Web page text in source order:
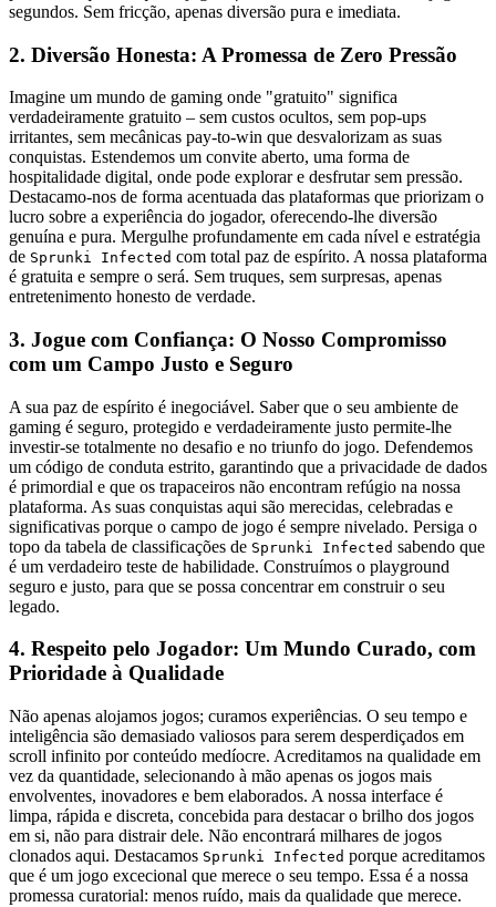
segundos. Sem fricção, apenas diversão pura e imediata.
2. Diversão Honesta: A Promessa de Zero Pressão
Imagine um mundo de gaming onde "gratuito" significa
verdadeiramente gratuito – sem custos ocultos, sem pop-ups
irritantes, sem mecânicas pay-to-win que desvalorizam as suas
conquistas. Estendemos um convite aberto, uma forma de
hospitalidade digital, onde pode explorar e desfrutar sem pressão.
Destacamo-nos de forma acentuada das plataformas que priorizam o
lucro sobre a experiência do jogador, oferecendo-lhe diversão
genuína e pura. Mergulhe profundamente em cada nível e estratégia
de Sprunki Infected com total paz de espírito. A nossa plataforma
é gratuita e sempre o será. Sem truques, sem surpresas, apenas
entretenimento honesto de verdade.
3. Jogue com Confiança: O Nosso Compromisso
com um Campo Justo e Seguro
A sua paz de espírito é inegociável. Saber que o seu ambiente de
gaming é seguro, protegido e verdadeiramente justo permite-lhe
investir-se totalmente no desafio e no triunfo do jogo. Defendemos
um código de conduta estrito, garantindo que a privacidade de dados
é primordial e que os trapaceiros não encontram refúgio na nossa
plataforma. As suas conquistas aqui são merecidas, celebradas e
significativas porque o campo de jogo é sempre nivelado. Persiga o
topo da tabela de classificações de Sprunki Infected sabendo que
é um verdadeiro teste de habilidade. Construímos o playground
seguro e justo, para que se possa concentrar em construir o seu
legado.
4. Respeito pelo Jogador: Um Mundo Curado, com
Prioridade à Qualidade
Não apenas alojamos jogos; curamos experiências. O seu tempo e
inteligência são demasiado valiosos para serem desperdiçados em
scroll infinito por conteúdo medíocre. Acreditamos na qualidade em
vez da quantidade, selecionando à mão apenas os jogos mais
envolventes, inovadores e bem elaborados. A nossa interface é
limpa, rápida e discreta, concebida para destacar o brilho dos jogos
em si, não para distrair dele. Não encontrará milhares de jogos
clonados aqui. Destacamos Sprunki Infected porque acreditamos
que é um jogo excecional que merece o seu tempo. Essa é a nossa
promessa curatorial: menos ruído, mais da qualidade que merece.